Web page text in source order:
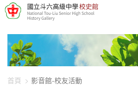
448-1793
首頁 影音館-校友活動